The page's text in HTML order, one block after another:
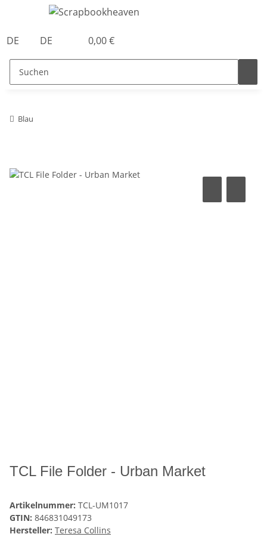
DE DE 0,00 €
Blau
TCL File Folder - Urban Market
Artikelnummer: TCL-UM1017
GTIN: 846831049173
Hersteller: Teresa Collins